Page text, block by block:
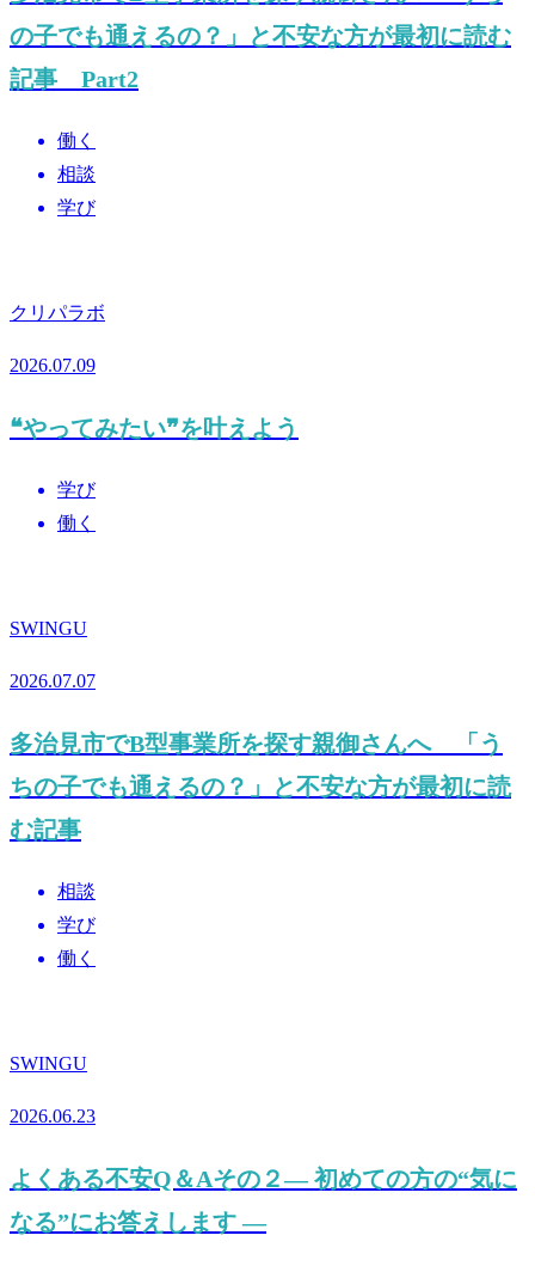
の子でも通えるの？」と不安な方が最初に読む
記事 Part2
働く
相談
学び
クリパラボ
2026.07.09
❝やってみたい❞を叶えよう
学び
働く
SWINGU
2026.07.07
多治見市でB型事業所を探す親御さんへ 「う
ちの子でも通えるの？」と不安な方が最初に読
む記事
相談
学び
働く
SWINGU
2026.06.23
よくある不安Q＆Aその２― 初めての方の“気に
なる”にお答えします ―